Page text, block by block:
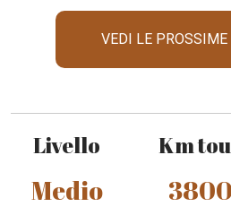
VEDI LE PROSSIME
Livello
Medio
Km
3800